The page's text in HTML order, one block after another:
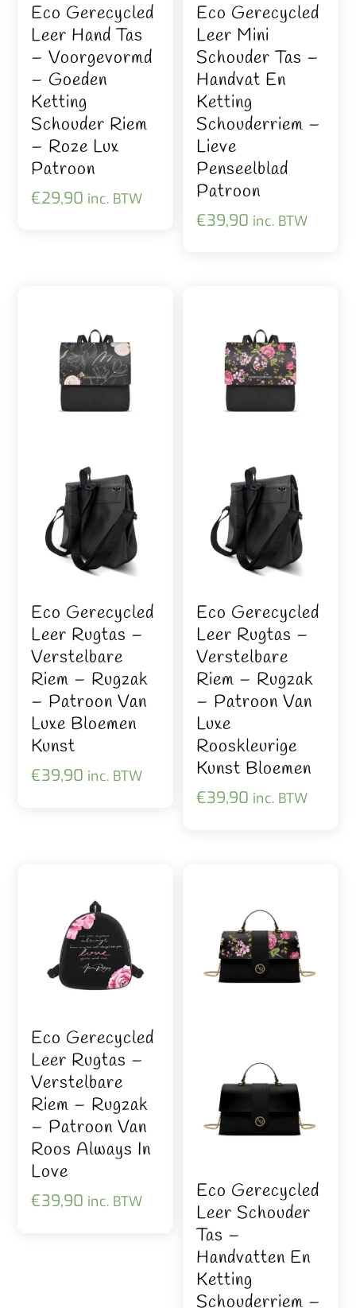
Eco Gerecycled
Leer Hand Tas
– Voorgevormd
– Goeden
Ketting
Schouder Riem
– Roze Lux
Patroon
€29,90 inc. BTW
Eco Gerecycled
Leer Mini
Schouder Tas –
Handvat En
Ketting
Schouderriem –
Lieve
Penseelblad
Patroon
€39,90 inc. BTW
Eco Gerecycled
Leer Rugtas –
Verstelbare
Riem – Rugzak
– Patroon Van
Luxe Bloemen
Kunst
€39,90 inc. BTW
Eco Gerecycled
Leer Rugtas –
Verstelbare
Riem – Rugzak
– Patroon Van
Luxe
Rooskleurige
Kunst Bloemen
€39,90 inc. BTW
Eco Gerecycled
Leer Rugtas –
Verstelbare
Riem – Rugzak
– Patroon Van
Roos Always In
Love
€39,90 inc. BTW
Eco Gerecycled
Leer Schouder
Tas –
Handvatten En
Ketting
Schouderriem –